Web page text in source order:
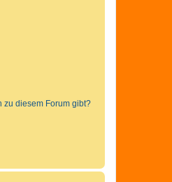
zu diesem Forum gibt?